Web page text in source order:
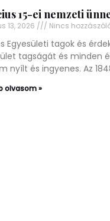
15-ei nemzeti
13, 2026 Nincs
Egyesületi tagok és
tagságát és minden
nyílt és ingyenes. Az
olvasom »